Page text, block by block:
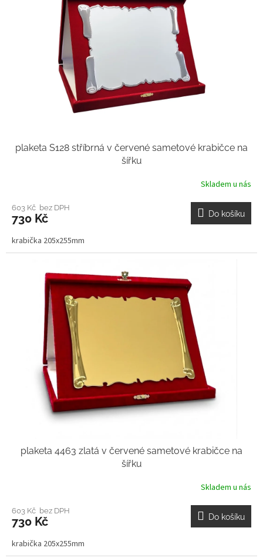
plaketa S128 stříbrná v červené sametové krabičce na
šířku
Skladem u nás
603 Kč bez DPH
730 Kč Do košíku
krabička 205x255mm
plaketa 4463 zlatá v červené sametové krabičce na
šířku
Skladem u nás
603 Kč bez DPH
730 Kč Do košíku
krabička 205x255mm